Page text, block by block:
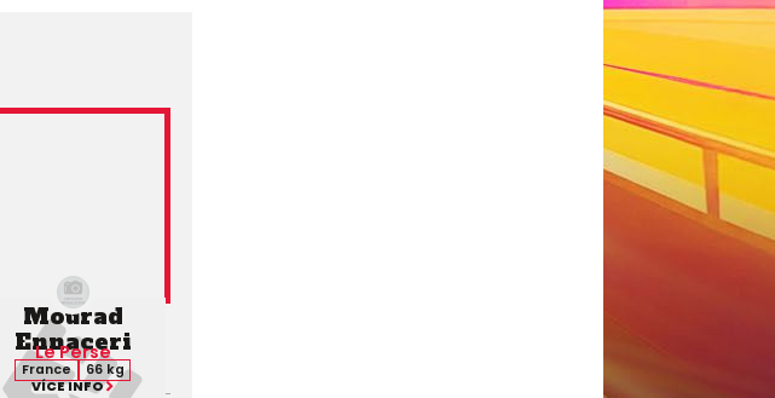
Mourad
Ennaceri
Le Perse
France
66 kg
VÍCE INFO